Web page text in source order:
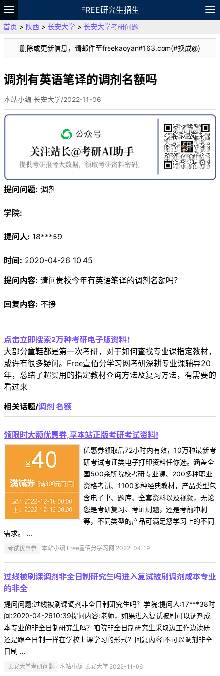
FREE研究生招生
题库
故事 专题 APP 笔记
VIP
资料
首页 > 陕西 > 长安大学 > 长安大学考研问题
删除或更新信息，请邮件至freekaoyan#163.com(#换成@)
调剂有英语笔译的调剂名额吗
本站小编 长安大学/2022-11-06
提问问题: 调剂
学院:
提问人: 18***59
时间: 2020-04-26 10:45
提问内容: 请问贵校今年有英语笔译的调剂名额吗？
回复内容: 不接
点击立即搜索2万种考研电子版资料！
大部分童鞋都是第一次考研，对于如何查找专业课指定教材，
或许有很多疑问。Free壹佰分学习网考研深耕专业课辅导20
年，总结了超实用的指定教材查询方法及复习方法，有需要的
看过来
相关话题/调剂 名额
领限时大额优惠券,享本站正版考研考试资料!
优惠券领取后72小时内有效，10万种最新考
研考试考证类电子打印资料任你选。涵盖全
国500余所院校考研专业课、200多种职业
资格考试、1100多种经典教材，产品类型包
含电子书、题库、全套资料以及视频，无论
您是考研复习、考证刷题，还是考前冲刺
等，不同类型的产品可满足您学习上的不同
需求。 ...
考试优惠券 本站小编 Free壹佰分学习网 2022-09-19
过线被刷课调剂非全日制研究生吗进入复试被刷调剂成本专业
的非全
提问问题:过线被刷课调剂非全日制研究生吗？学院:提问人:17***38时
间:2020-04-2610:39提问内容:老师，如果进入复试被刷可以调剂成
本专业的非全日制研究生吗？咱院非全日制研究生采取边工作边读研
还是跟全日制一样在学校上课学习的形式？回复内容:不可以调剂非全
日制 ...
长安大学考研问题 本站小编 长安大学 2022-11-06